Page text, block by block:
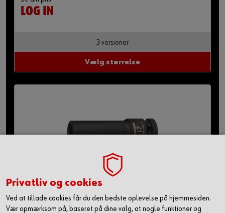
LOG IN
3 versioner
Vælg størrelse
1/2" slagtop, metrisk, sekskant, lang
Privatliv og cookies
Ved at tillade cookies får du den bedste oplevelse på hjemmesiden.
Vær opmærksom på, baseret på dine valg, at nogle funktioner og